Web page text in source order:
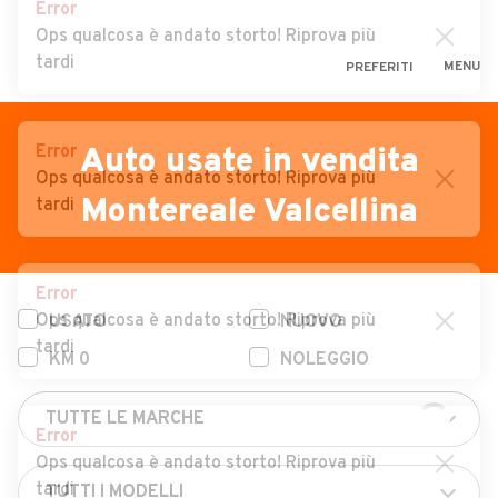
PREFERITI MENU
CERCA
Auto
Auto usate
Auto Km 0
Auto Nuove
Noleggio a lungo termine
Auto d'epoca
Moto
Camper
VENDI
MAGAZINE
ACCEDI
Auto usate in vendita
Montereale Valcellina
USATO
NUOVO
KM 0
NOLEGGIO
Error
Ops qualcosa è andato storto! Riprova più
tardi
Error
Ops qualcosa è andato storto! Riprova più
tardi
Error
Ops qualcosa è andato storto! Riprova più
tardi
Error
Ops qualcosa è andato storto! Riprova più
tardi